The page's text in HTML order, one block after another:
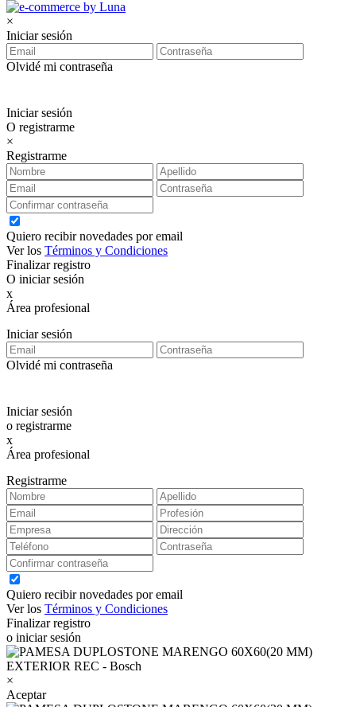
×
Iniciar sesión
Olvidé mi contraseña
Iniciar sesión
O registrarme
×
Registrarme
Quiero recibir novedades por email
Ver los Términos y Condiciones
Finalizar registro
O iniciar sesión
x
Área profesional
Iniciar sesión
Olvidé mi contraseña
Iniciar sesión
o registrarme
x
Área profesional
Registrarme
Quiero recibir novedades por email
Ver los Términos y Condiciones
Finalizar registro
o iniciar sesión
×
Aceptar